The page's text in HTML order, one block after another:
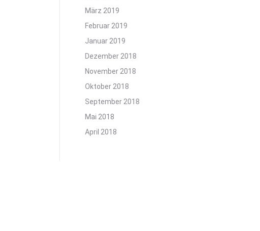
März 2019
Februar 2019
Januar 2019
Dezember 2018
November 2018
Oktober 2018
September 2018
Mai 2018
April 2018